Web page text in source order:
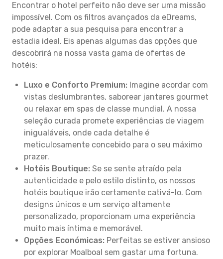
Encontrar o hotel perfeito não deve ser uma missão
impossível. Com os filtros avançados da eDreams,
pode adaptar a sua pesquisa para encontrar a
estadia ideal. Eis apenas algumas das opções que
descobrirá na nossa vasta gama de ofertas de
hotéis:
Luxo e Conforto Premium: Imagine acordar com
vistas deslumbrantes, saborear jantares gourmet
ou relaxar em spas de classe mundial. A nossa
seleção curada promete experiências de viagem
inigualáveis, onde cada detalhe é
meticulosamente concebido para o seu máximo
prazer.
Hotéis Boutique: Se se sente atraído pela
autenticidade e pelo estilo distinto, os nossos
hotéis boutique irão certamente cativá-lo. Com
designs únicos e um serviço altamente
personalizado, proporcionam uma experiência
muito mais íntima e memorável.
Opções Económicas: Perfeitas se estiver ansioso
por explorar Moalboal sem gastar uma fortuna.